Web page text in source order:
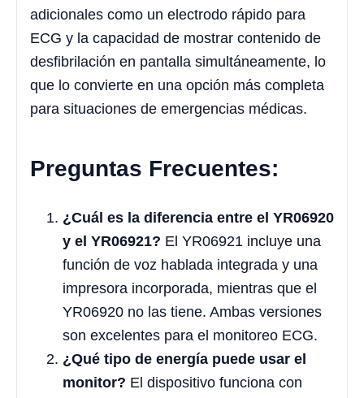
adicionales como un electrodo rápido para
ECG y la capacidad de mostrar contenido de
desfibrilación en pantalla simultáneamente, lo
que lo convierte en una opción más completa
para situaciones de emergencias médicas.
Preguntas Frecuentes:
¿Cuál es la diferencia entre el YR06920
y el YR06921? El YR06921 incluye una
función de voz hablada integrada y una
impresora incorporada, mientras que el
YR06920 no las tiene. Ambas versiones
son excelentes para el monitoreo ECG.
¿Qué tipo de energía puede usar el
monitor? El dispositivo funciona con